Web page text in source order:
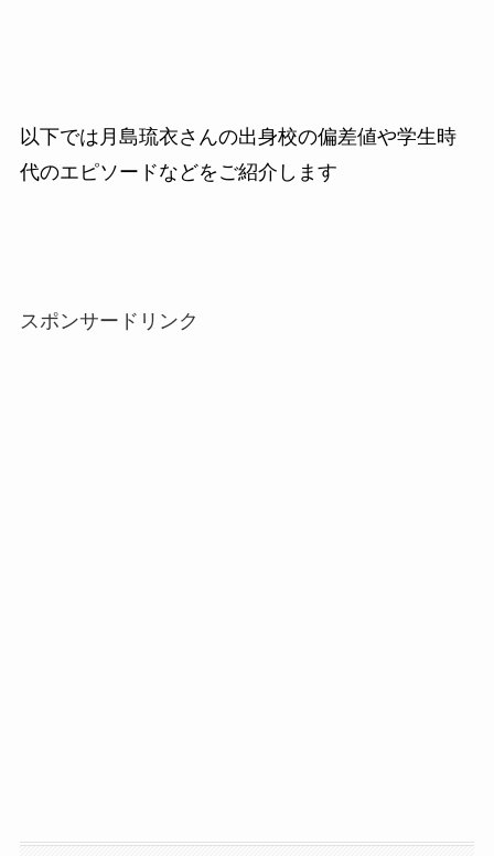
以下では月島琉衣さんの出身校の偏差値や学生時
代のエピソードなどをご紹介します
スポンサードリンク